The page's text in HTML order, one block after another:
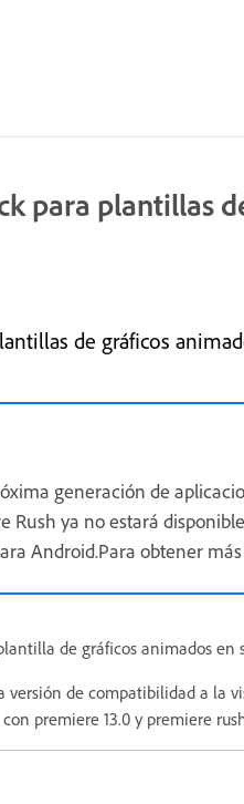
para plantillas
de gráficos
generación de
Rush ya no estará
Android.Para obtener
de gráficos animados
versión de compatibilidad a la
premiere 13.0 y premiere